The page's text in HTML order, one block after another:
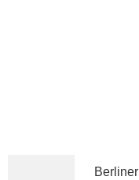
Berliner